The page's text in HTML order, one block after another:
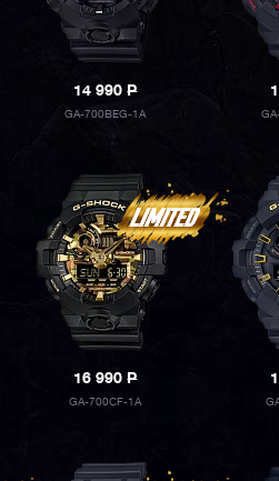
14 990P
GA-700BEG-1A
16 990P
GA-700CF-1A